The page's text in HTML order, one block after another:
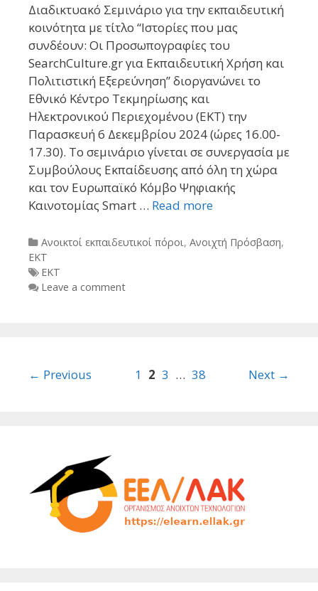
Διαδικτυακό Σεμινάριο για την εκπαιδευτική
κοινότητα με τίτλο “Iστορίες που μας
συνδέουν: Oι Προσωπογραφίες του
SearchCulture.gr για Εκπαιδευτική Χρήση και
Πολιτιστική Εξερεύνηση” διοργανώνει το
Εθνικό Κέντρο Τεκμηρίωσης και
Ηλεκτρονικού Περιεχομένου (ΕΚΤ) την
Παρασκευή 6 Δεκεμβρίου 2024 (ώρες 16.00-
17.30). Το σεμινάριο γίνεται σε συνεργασία με
Συμβούλους Εκπαίδευσης από όλη τη χώρα
και τον Ευρωπαϊκό Κόμβο Ψηφιακής
Καινοτομίας Smart … Read more
Categories
Ανοικτοί εκπαιδευτικοί πόροι, Ανοιχτή Πρόσβαση,
ΕΚΤ
Tags
ΕΚΤ
Leave a comment
Post
← Previous 1 2 3 … 38 Next →